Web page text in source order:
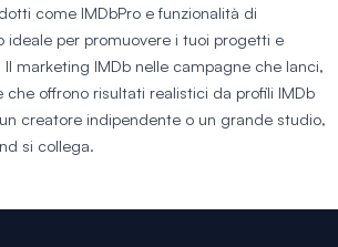
come IMDbPro e funzionalità di
ideale per promuovere i tuoi progetti e
marketing IMDb nelle campagne che lanci,
che offrono risultati realistici da profili IMDb
creatore indipendente o un grande studio,
si collega.